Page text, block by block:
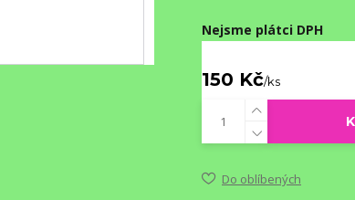
Nejsme plátci DPH
150 Kč/ks
Do oblíbených